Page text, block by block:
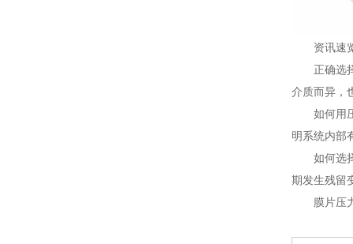
资讯速
正确选
介质而异，
如何用
明系统内部
如何选
期发生残留
膜片压